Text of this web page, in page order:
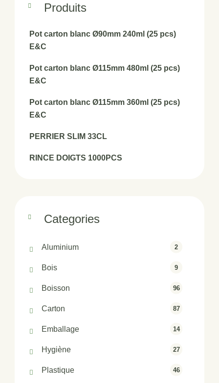
Produits
Pot carton blanc Ø90mm 240ml (25 pcs)
E&C
Pot carton blanc Ø115mm 480ml (25 pcs)
E&C
Pot carton blanc Ø115mm 360ml (25 pcs)
E&C
PERRIER SLIM 33CL
RINCE DOIGTS 1000PCS
Categories
Aluminium 2
Bois 9
Boisson 96
Carton 87
Emballage 14
Hygiène 27
Plastique 46